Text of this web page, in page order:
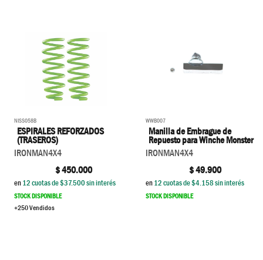
NISS058B
ESPIRALES REFORZADOS
(TRASEROS)
IRONMAN4X4
$450.000
en12cuotas de $37.500sin interés
STOCK DISPONIBLE
+250 Vendidos
WWB007
Manilla de Embrague de
Repuesto para Winche Monster
IRONMAN4X4
$49.900
en12cuotas de $4.158sin interés
STOCK DISPONIBLE